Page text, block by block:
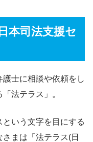
本司法支援セ
士に相談や依頼をし
法テラス」。
いう文字を目にする
まは「法テラス(日